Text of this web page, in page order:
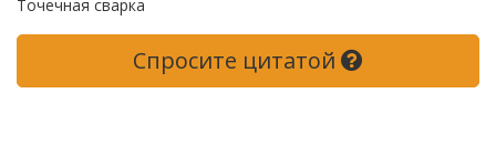
Точечная сварка
Спросите цитатой